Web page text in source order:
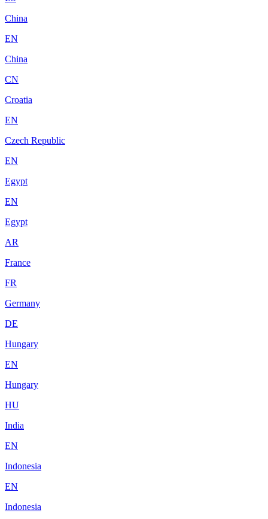
China
EN
China
CN
Croatia
EN
Czech Republic
EN
Egypt
EN
Egypt
AR
France
FR
Germany
DE
Hungary
EN
Hungary
HU
India
EN
Indonesia
EN
Indonesia